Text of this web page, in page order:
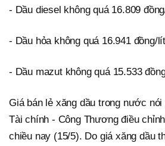
- Dầu diesel không quá 16.809
- Dầu hỏa không quá 16.941 đồng/
- Dầu mazut không quá 15.533
Giá bán lẻ xăng dầu trong nước
Tài chính - Công Thương điều
chiều nay (15/5). Do giá xăng dầu